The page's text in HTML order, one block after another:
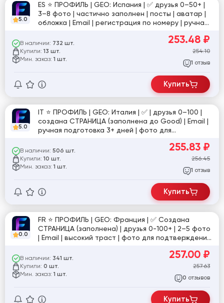
5.0
ES ⭐️ ПРОФИЛЬ | GEO: Испания | ✅ друзья 0–50+ |
3–8 фото | частично заполнен | посты | аватар |
обложка | Email | регистрация по номеру | ручная
комплекте | №2
В наличии: 732 шт.
Купили: 13 шт.
Мин. заказ: 1 шт.
253.48 ₽
254.10
1 отзыв
Купить
5.0
IT ⭐️ ПРОФИЛЬ | GEO: Италия | ✅ | друзья 0–100 |
создана СТРАНИЦА (заполнена до Good) | Email |
ручная подготовка 3+ дней | фото для
В наличии: 506 шт.
Купили: 10 шт.
Мин. заказ: 1 шт.
255.83 ₽
256.45
1 отзыв
Купить
0.0
FR ⭐️ ПРОФИЛЬ | GEO: Франция | ✅ Создана
СТРАНИЦА (заполнена) | друзья 0-100+ | 2–5 фото
| Email | высокий траст | фото для подтверждения
В наличии: 341 шт.
Купили: 0 шт.
Мин. заказ: 1 шт.
257.00 ₽
257.63
0 отзывов
Купить